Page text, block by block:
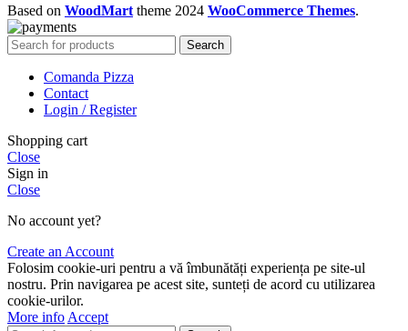
Based on WoodMarttheme 2024 WooCommerce Themes.
Search
Comanda Pizza
Contact
Login / Register
Shopping cart
Close
Sign in
Close
No account yet?
Create an Account
Folosim cookie-uri pentru a vă îmbunătăți experiența pe site-ul
nostru. Prin navigarea pe acest site, sunteți de acord cu utilizarea
cookie-urilor.
More infoAccept